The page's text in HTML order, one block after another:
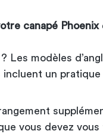
canapé Phoenix
Les modèles
incluent un
vous devez